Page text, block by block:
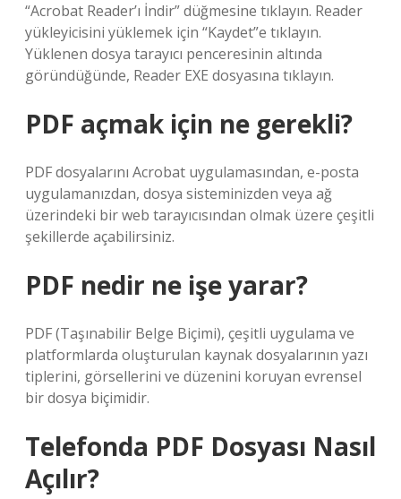
“Acrobat Reader’ı İndir” düğmesine tıklayın. Reader
yükleyicisini yüklemek için “Kaydet”e tıklayın.
Yüklenen dosya tarayıcı penceresinin altında
göründüğünde, Reader EXE dosyasına tıklayın.
PDF açmak için ne gerekli?
PDF dosyalarını Acrobat uygulamasından, e-posta
uygulamanızdan, dosya sisteminizden veya ağ
üzerindeki bir web tarayıcısından olmak üzere çeşitli
şekillerde açabilirsiniz.
PDF nedir ne işe yarar?
PDF (Taşınabilir Belge Biçimi), çeşitli uygulama ve
platformlarda oluşturulan kaynak dosyalarının yazı
tiplerini, görsellerini ve düzenini koruyan evrensel
bir dosya biçimidir.
Telefonda PDF Dosyası Nasıl
Açılır?